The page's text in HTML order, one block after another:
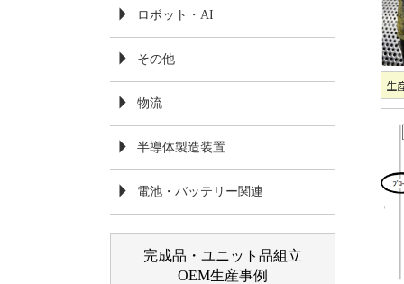
生
ロボット・AI
その他
物流
半導体製造装置
電池・バッテリー関連
完成品・ユニット品組立
OEM生産事例